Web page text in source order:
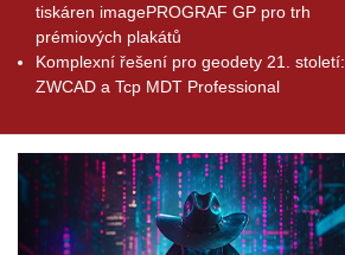
tiskáren imagePROGRAF GP pro trh
prémiových plakátů
Komplexní řešení pro geodety 21. století:
ZWCAD a Tcp MDT Professional